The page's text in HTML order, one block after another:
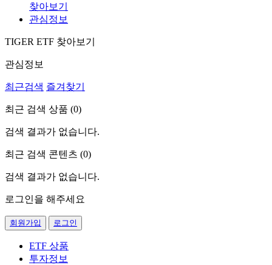
찾아보기
관심정보
TIGER ETF 찾아보기
관심정보
최근검색 즐겨찾기
최근 검색 상품 (0)
검색 결과가 없습니다.
최근 검색 콘텐츠 (0)
검색 결과가 없습니다.
로그인을 해주세요
회원가입 로그인
ETF 상품
투자정보